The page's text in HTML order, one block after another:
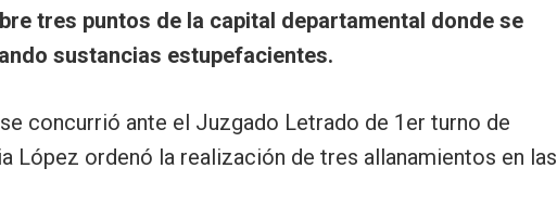
tres puntos de la capital departamental donde se
sustancias estupefacientes.
concurrió ante el Juzgado Letrado de 1er turno de
López ordenó la realización de tres allanamientos en las